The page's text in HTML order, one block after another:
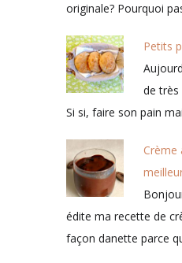
originale? Pourquoi
Petits
de très
Si si, faire son pain
Crème
édite ma recette de
façon danette parce